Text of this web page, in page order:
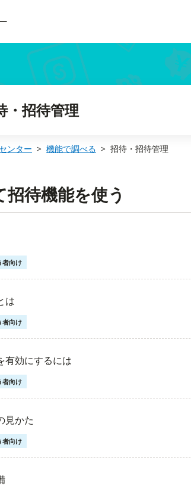
・招待管理
ンター 機能で調べる 招待・招待管理
招待機能を使う
者向け
は
者向け
有効にするには
者向け
見かた
者向け